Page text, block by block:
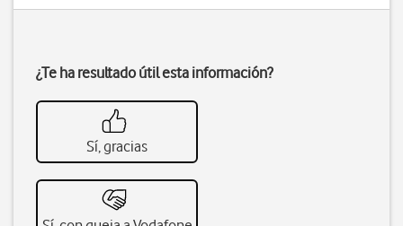
¿Te ha resultado útil esta información?
Sí, gracias